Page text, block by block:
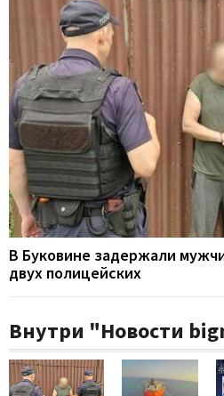
В Буковине задержали
двух полицейских
Внутри "Новости